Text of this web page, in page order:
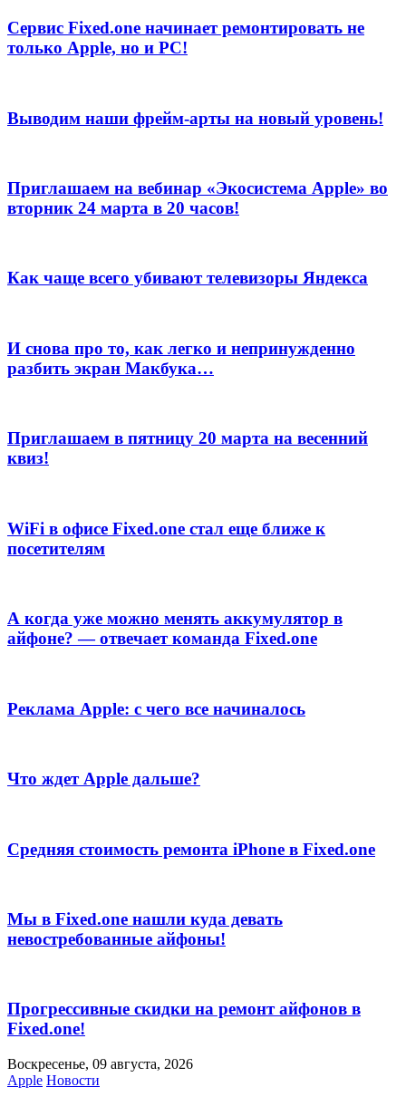
Сервис Fixed.one начинает ремонтировать не
только Apple, но и PC!
Выводим наши фрейм-арты на новый уровень!
Приглашаем на вебинар «Экосистема Apple» во
вторник 24 марта в 20 часов!
Как чаще всего убивают телевизоры Яндекса
И снова про то, как легко и непринужденно
разбить экран Макбука…
Приглашаем в пятницу 20 марта на весенний
квиз!
WiFi в офисе Fixed.one стал еще ближе к
посетителям
А когда уже можно менять аккумулятор в
айфоне? — отвечает команда Fixed.one
Реклама Apple: с чего все начиналось
Что ждет Apple дальше?
Средняя стоимость ремонта iPhone в Fixed.one
Мы в Fixed.one нашли куда девать
невостребованные айфоны!
Прогрессивные скидки на ремонт айфонов в
Fixed.one!
Воскресенье, 09 августа, 2026
Apple Новости